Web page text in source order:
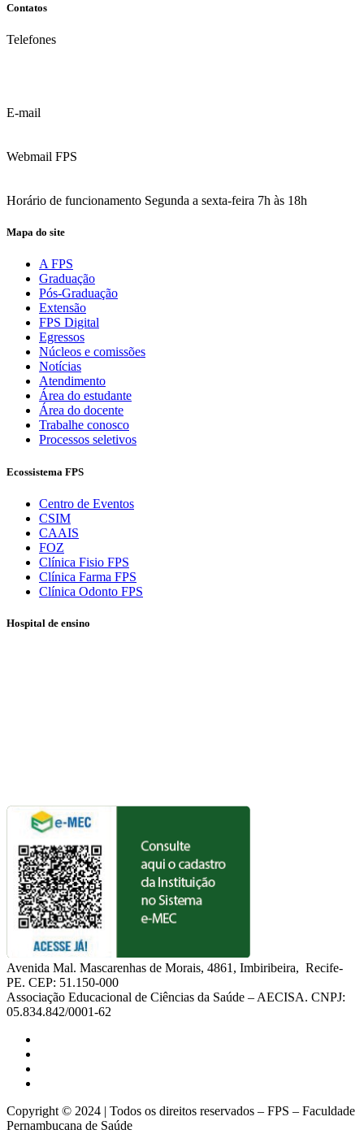
Contatos
Telefones
E-mail
Webmail FPS
Horário de funcionamento Segunda a sexta-feira 7h às 18h
Mapa do site
A FPS
Graduação
Pós-Graduação
Extensão
FPS Digital
Egressos
Núcleos e comissões
Notícias
Atendimento
Área do estudante
Área do docente
Trabalhe conosco
Processos seletivos
Ecossistema FPS
Centro de Eventos
CSIM
CAAIS
FOZ
Clínica Fisio FPS
Clínica Farma FPS
Clínica Odonto FPS
Hospital de ensino
Avenida Mal. Mascarenhas de Morais, 4861, Imbiribeira, Recife-
PE. CEP: 51.150-000
Associação Educacional de Ciências da Saúde – AECISA. CNPJ:
05.834.842/0001-62
Copyright © 2024 | Todos os direitos reservados – FPS – Faculdade
Pernambucana de Saúde